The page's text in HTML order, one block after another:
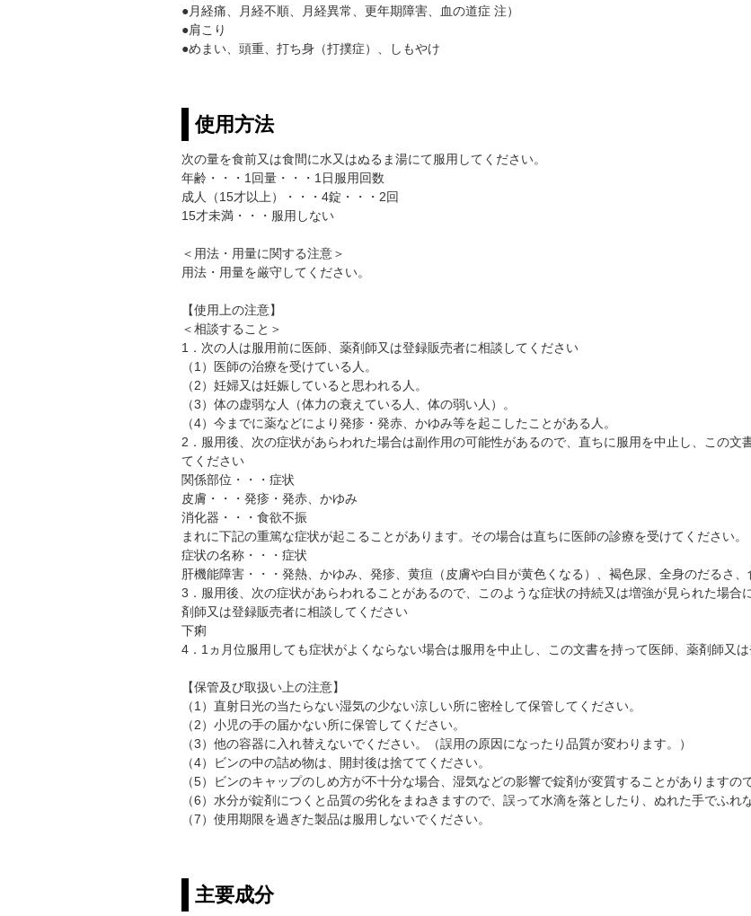
●月経痛、月経不順、月経異常、更年期障害、血の道症 注）
●肩こり
●めまい、頭重、打ち身（打撲症）、しもやけ
使用方法
次の量を食前又は食間に水又はぬるま湯にて服用してください。
年齢・・・1回量・・・1日服用回数
成人（15才以上）・・・4錠・・・2回
15才未満・・・服用しない
＜用法・用量に関する注意＞
用法・用量を厳守してください。
【使用上の注意】
＜相談すること＞
1．次の人は服用前に医師、薬剤師又は登録販売者に相談してください
（1）医師の治療を受けている人。
（2）妊婦又は妊娠していると思われる人。
（3）体の虚弱な人（体力の衰えている人、体の弱い人）。
（4）今までに薬などにより発疹・発赤、かゆみ等を起こしたことがある人。
2．服用後、次の症状があらわれた場合は副作用の可能性があるので、直ちに服用を中止し、この文
てください
関係部位・・・症状
皮膚・・・発疹・発赤、かゆみ
消化器・・・食欲不振
まれに下記の重篤な症状が起こることがあります。その場合は直ちに医師の診療を受けてください。
症状の名称・・・症状
肝機能障害・・・発熱、かゆみ、発疹、黄疸（皮膚や白目が黄色くなる）、褐色尿、全身のだるさ、
3．服用後、次の症状があらわれることがあるので、このような症状の持続又は増強が見られた場合
剤師又は登録販売者に相談してください
下痢
4．1ヵ月位服用しても症状がよくならない場合は服用を中止し、この文書を持って医師、薬剤師又
【保管及び取扱い上の注意】
（1）直射日光の当たらない湿気の少ない涼しい所に密栓して保管してください。
（2）小児の手の届かない所に保管してください。
（3）他の容器に入れ替えないでください。（誤用の原因になったり品質が変わります。）
（4）ビンの中の詰め物は、開封後は捨ててください。
（5）ビンのキャップのしめ方が不十分な場合、湿気などの影響で錠剤が変質することがありますの
（6）水分が錠剤につくと品質の劣化をまねきますので、誤って水滴を落としたり、ぬれた手でふれ
（7）使用期限を過ぎた製品は服用しないでください。
主要成分